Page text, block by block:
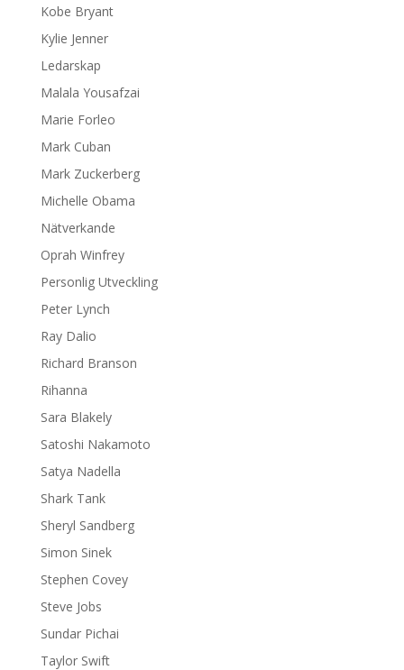
Kobe Bryant
Kylie Jenner
Ledarskap
Malala Yousafzai
Marie Forleo
Mark Cuban
Mark Zuckerberg
Michelle Obama
Nätverkande
Oprah Winfrey
Personlig Utveckling
Peter Lynch
Ray Dalio
Richard Branson
Rihanna
Sara Blakely
Satoshi Nakamoto
Satya Nadella
Shark Tank
Sheryl Sandberg
Simon Sinek
Stephen Covey
Steve Jobs
Sundar Pichai
Taylor Swift